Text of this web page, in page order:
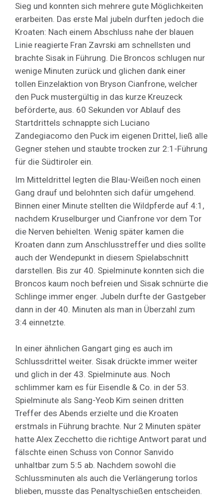
Sieg und konnten sich mehrere gute Möglichkeiten
erarbeiten. Das erste Mal jubeln durften jedoch die
Kroaten: Nach einem Abschluss nahe der blauen
Linie reagierte Fran Zavrski am schnellsten und
brachte Sisak in Führung. Die Broncos schlugen nur
wenige Minuten zurück und glichen dank einer
tollen Einzelaktion von Bryson Cianfrone, welcher
den Puck mustergültig in das kurze Kreuzeck
beförderte, aus. 60 Sekunden vor Ablauf des
Startdrittels schnappte sich Luciano
Zandegiacomo den Puck im eigenen Drittel, ließ alle
Gegner stehen und staubte trocken zur 2:1-Führung
für die Südtiroler ein.
Im Mitteldrittel legten die Blau-Weißen noch einen
Gang drauf und belohnten sich dafür umgehend.
Binnen einer Minute stellten die Wildpferde auf 4:1,
nachdem Kruselburger und Cianfrone vor dem Tor
die Nerven behielten. Wenig später kamen die
Kroaten dann zum Anschlusstreffer und dies sollte
auch der Wendepunkt in diesem Spielabschnitt
darstellen. Bis zur 40. Spielminute konnten sich die
Broncos kaum noch befreien und Sisak schnürte die
Schlinge immer enger. Jubeln durfte der Gastgeber
dann in der 40. Minuten als man in Überzahl zum
3:4 einnetzte.
In einer ähnlichen Gangart ging es auch im
Schlussdrittel weiter. Sisak drückte immer weiter
und glich in der 43. Spielminute aus. Noch
schlimmer kam es für Eisendle & Co. in der 53.
Spielminute als Sang-Yeob Kim seinen dritten
Treffer des Abends erzielte und die Kroaten
erstmals in Führung brachte. Nur 2 Minuten später
hatte Alex Zecchetto die richtige Antwort parat und
fälschte einen Schuss von Connor Sanvido
unhaltbar zum 5:5 ab. Nachdem sowohl die
Schlussminuten als auch die Verlängerung torlos
blieben, musste das Penaltyschießen entscheiden.